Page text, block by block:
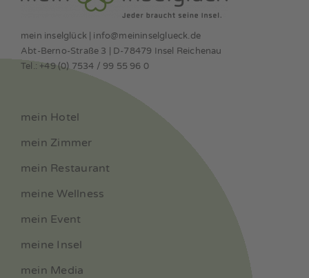
mein Media
mein inselglück | info@meininselglueck.de
Abt-Berno-Straße 3 | D-78479 Insel Reichenau
Tel.: +49 (0) 7534 / 99 55 96 0
mein Hotel
mein Zimmer
mein Restaurant
meine Wellness
mein Event
meine Insel
mein Media